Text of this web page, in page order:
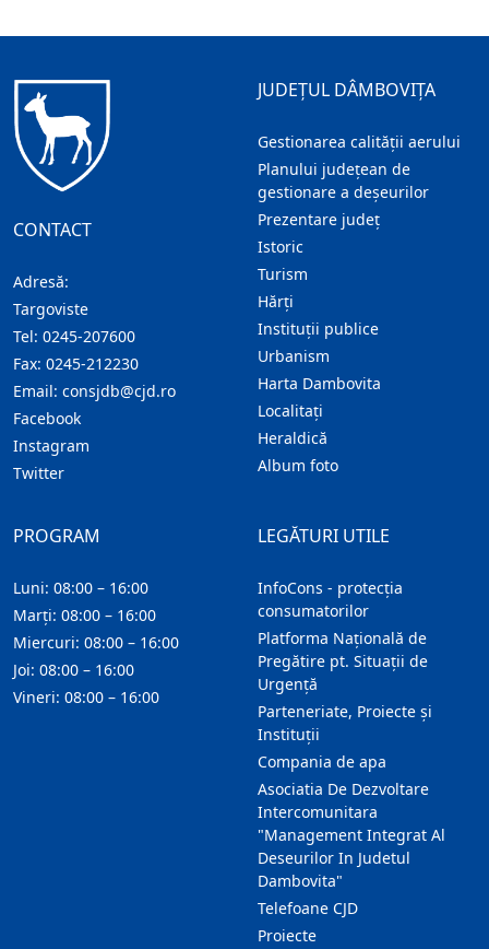
CONTACT
Adresă:
Targoviste
Tel: 0245-207600
Fax: 0245-212230
Email: consjdb@cjd.ro
Facebook
Instagram
Twitter
JUDEȚUL DÂMBOVIȚA
Gestionarea calității aerului
Planului județean de
gestionare a deșeurilor
Prezentare judeţ
Istoric
Turism
Hărţi
Instituţii publice
Urbanism
Harta Dambovita
Localitaţi
Heraldică
Album foto
LEGĂTURI UTILE
InfoCons - protecția
consumatorilor
Platforma Națională de
Pregătire pt. Situații de
Urgență
Parteneriate, Proiecte și
Instituții
Compania de apa
Asociatia De Dezvoltare
Intercomunitara
"Management Integrat Al
Deseurilor In Judetul
Dambovita"
Telefoane CJD
Proiecte
PROGRAM
Luni: 08:00 – 16:00
Marți: 08:00 – 16:00
Miercuri: 08:00 – 16:00
Joi: 08:00 – 16:00
Vineri: 08:00 – 16:00